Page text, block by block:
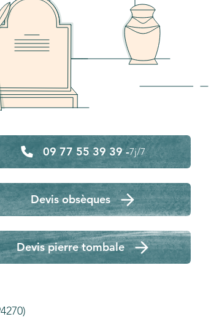
09 77 55 39 39 -7j/7
Devis obsèques
Devis pierre tombale